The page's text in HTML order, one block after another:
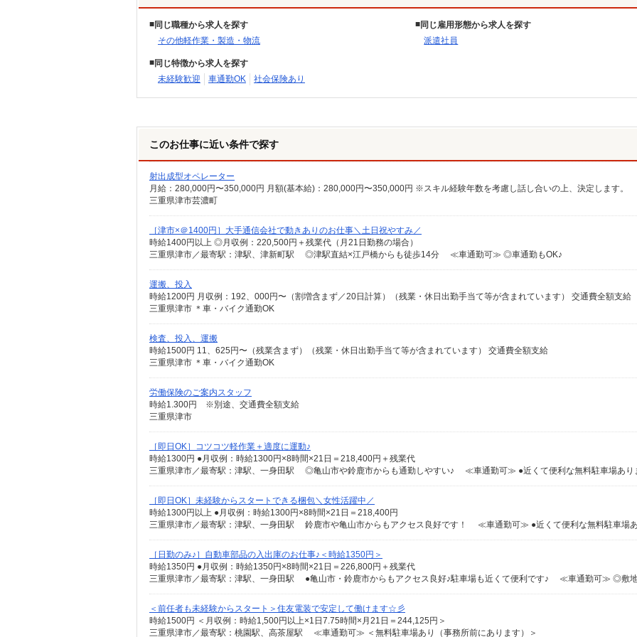
同じ職種から求人を探す
その他軽作業・製造・物流
同じ雇用形態から求人を探す
派遣社員
同じ特徴から求人を探す
未経験歓迎
車通勤OK 社会保険あり
このお仕事に近い条件で探す
射出成型オペレーター
三重県津市芸濃町
［津市×＠1400円］大手通信会社で動きありのお仕事＼土日祝やすみ／
時給1400円以上 ◎月収例：220,500円＋残業代（月21日勤務の場合）
三重県津市／最寄駅：津駅、津新町駅 ◎津駅直結×江戸橋からも徒歩14分 ≪車通勤可≫ ◎車通勤もOK♪
運搬、投入
時給1200円 月収例：192、000円〜（割増含まず／20日計算）（残業・休日出勤手当て等が含まれています） 交通費全額支給
三重県津市 ＊車・バイク通勤OK
検査、投入、運搬
時給1500円 11、625円〜（残業含まず）（残業・休日出勤手当て等が含まれています） 交通費全額支給
三重県津市 ＊車・バイク通勤OK
労働保険のご案内スタッフ
時給1.300円 ※別途、交通費全額支給
三重県津市
［即日OK］コツコツ軽作業＋適度に運動♪
時給1300円 ●月収例：時給1300円×8時間×21日＝218,400円＋残業代
三重県津市／最寄駅：津駅、一身田駅 ◎亀山市や鈴鹿市からも通勤しやすい♪ ≪車通勤可≫ ●近くて便利な無料駐車場あり
［即日OK］未経験からスタートできる梱包＼女性活躍中／
時給1300円以上 ●月収例：時給1300円×8時間×21日＝218,400円
［日勤のみ♪］自動車部品の入出庫のお仕事♪＜時給1350円＞
時給1350円 ●月収例：時給1350円×8時間×21日＝226,800円＋残業代
＜前任者も未経験からスタート＞住友電装で安定して働けます☆彡
時給1500円 ＜月収例：時給1,500円以上×1日7.75時間×月21日＝244,125円＞
三重県津市／最寄駅：桃園駅、高茶屋駅 ≪車通勤可≫ ＜無料駐車場あり（事務所前にあります）＞